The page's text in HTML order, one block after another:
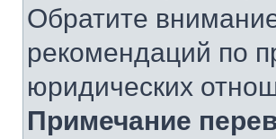
Обратите
рекомендаций по
юридических
Примечание